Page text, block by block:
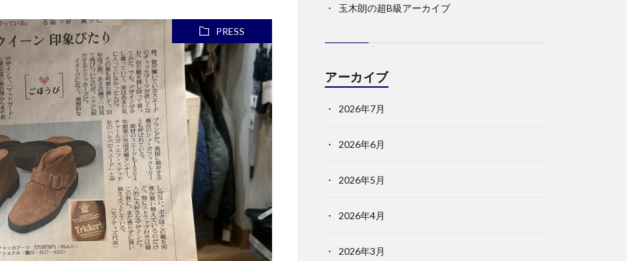
PRESS
玉木朗の超B級アーカイブ
アーカイブ
2026年7月
2026年6月
2026年5月
2026年4月
2026年3月